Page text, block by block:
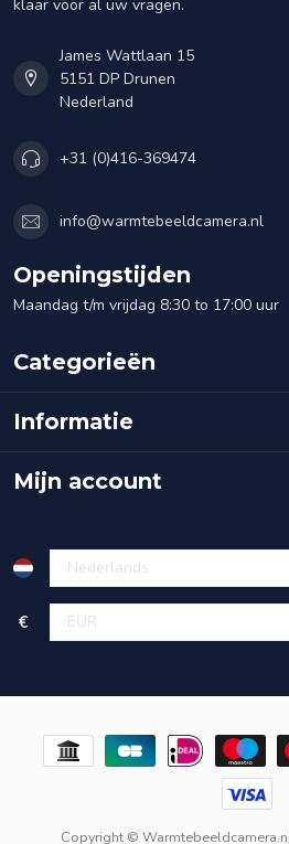
klaar voor al uw vragen.
James Wattlaan 15
5151 DP Drunen
Nederland
+31 (0)416-369474
info@warmtebeeldcamera.nl
Openingstijden
Maandag t/m vrijdag 8:30 to 17:00 uur
Categorieën
Informatie
Mijn account
€
Copyright ©